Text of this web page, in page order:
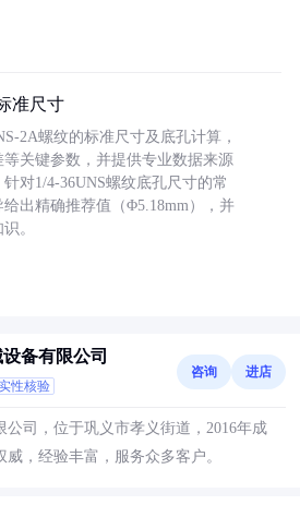
准尺寸
2A螺纹的标准尺寸及底孔计算，
关键参数，并提供专业数据来源
针对1/4-36UNS螺纹底孔尺寸的常
出精确推荐值（Φ5.18mm），并
。
备有限公司
性核验
咨询 进店
司，位于巩义市孝义街道，2016年成
，经验丰富，服务众多客户。